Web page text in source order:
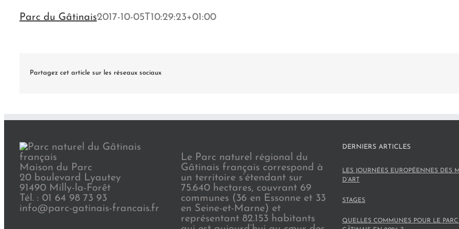
Parc du Gâtinais2017-10-05T10:29:23+01:00
Partagez cet article sur les réseaux sociaux
Maison du Parc
20 boulevard Lyautey
91490 Milly-la-Forêt
Tél. : 01 64 98 73 93
info@parc-gatinais-francais.fr
Le Parc naturel régional du
Gâtinais français correspond à
un territoire s’étendant sur
75.640 hectares, couvrant 69
communes (36 en Essonne et 33
en Seine-et-Marne) et
représentant 82.153 habitants
DERNIERS ARTICLES
LES JOURNÉES EUROPÉENNES DES
D’ART
STAGES
QUELLES COMMUNES POUR LE PARC